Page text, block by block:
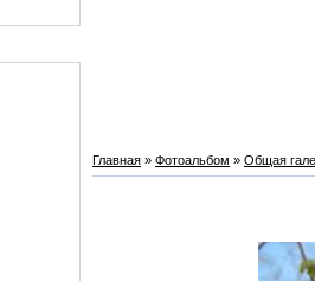
Главная » Фотоальбом » Общая